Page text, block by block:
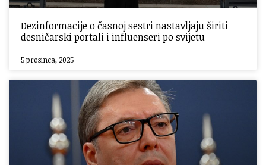
Dezinformacije o časnoj sestri nastavljaju širiti
desničarski portali i influenseri po svijetu
5 prosinca, 2025